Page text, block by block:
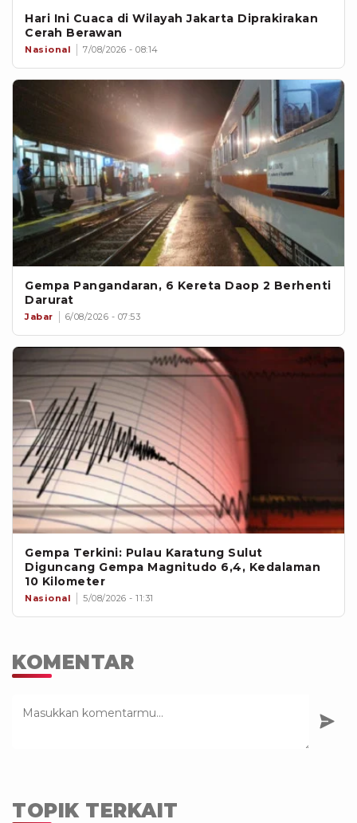
Hari Ini Cuaca di Wilayah Jakarta Diprakirakan
Cerah Berawan
Nasional 7/08/2026 - 08:14
Gempa Pangandaran, 6 Kereta Daop 2 Berhenti
Darurat
Jabar 6/08/2026 - 07:53
Gempa Terkini: Pulau Karatung Sulut
Diguncang Gempa Magnitudo 6,4, Kedalaman
10 Kilometer
Nasional 5/08/2026 - 11:31
KOMENTAR
TOPIK TERKAIT